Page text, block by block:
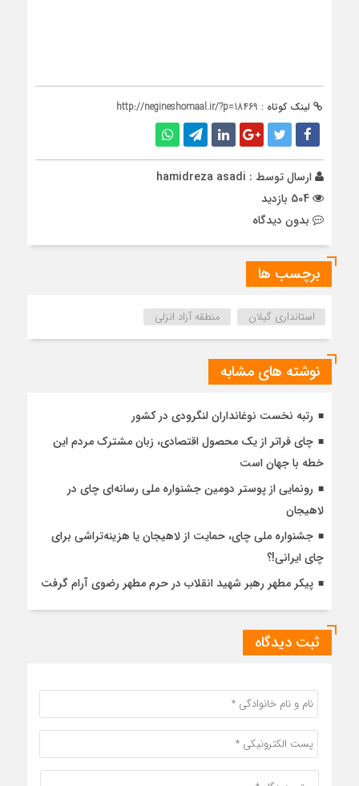
لینک کوتاه : http://negineshomaal.ir/?p=18469
ارسال توسط : hamidreza asadi
بدون دیدگاه
برچسب ها
استانداری گیلان منطقه آزاد انزلی
نوشته های مشابه
رتبه نخست نوغانداران لنگرودی در کشور
چای فراتر از یک محصول اقتصادی، زبان مشترک مردم این
خطه با جهان است
رونمایی از پوستر دومین جشنواره ملی رسانه‌ای چای در
لاهیجان
جشنواره ملی چای، حمایت از لاهیجان یا هزینه‌تراشی برای
چای ایرانی!؟
پیکر مطهر رهبر شهید انقلاب در حرم مطهر رضوی آرام گرفت
ثبت دیدگاه